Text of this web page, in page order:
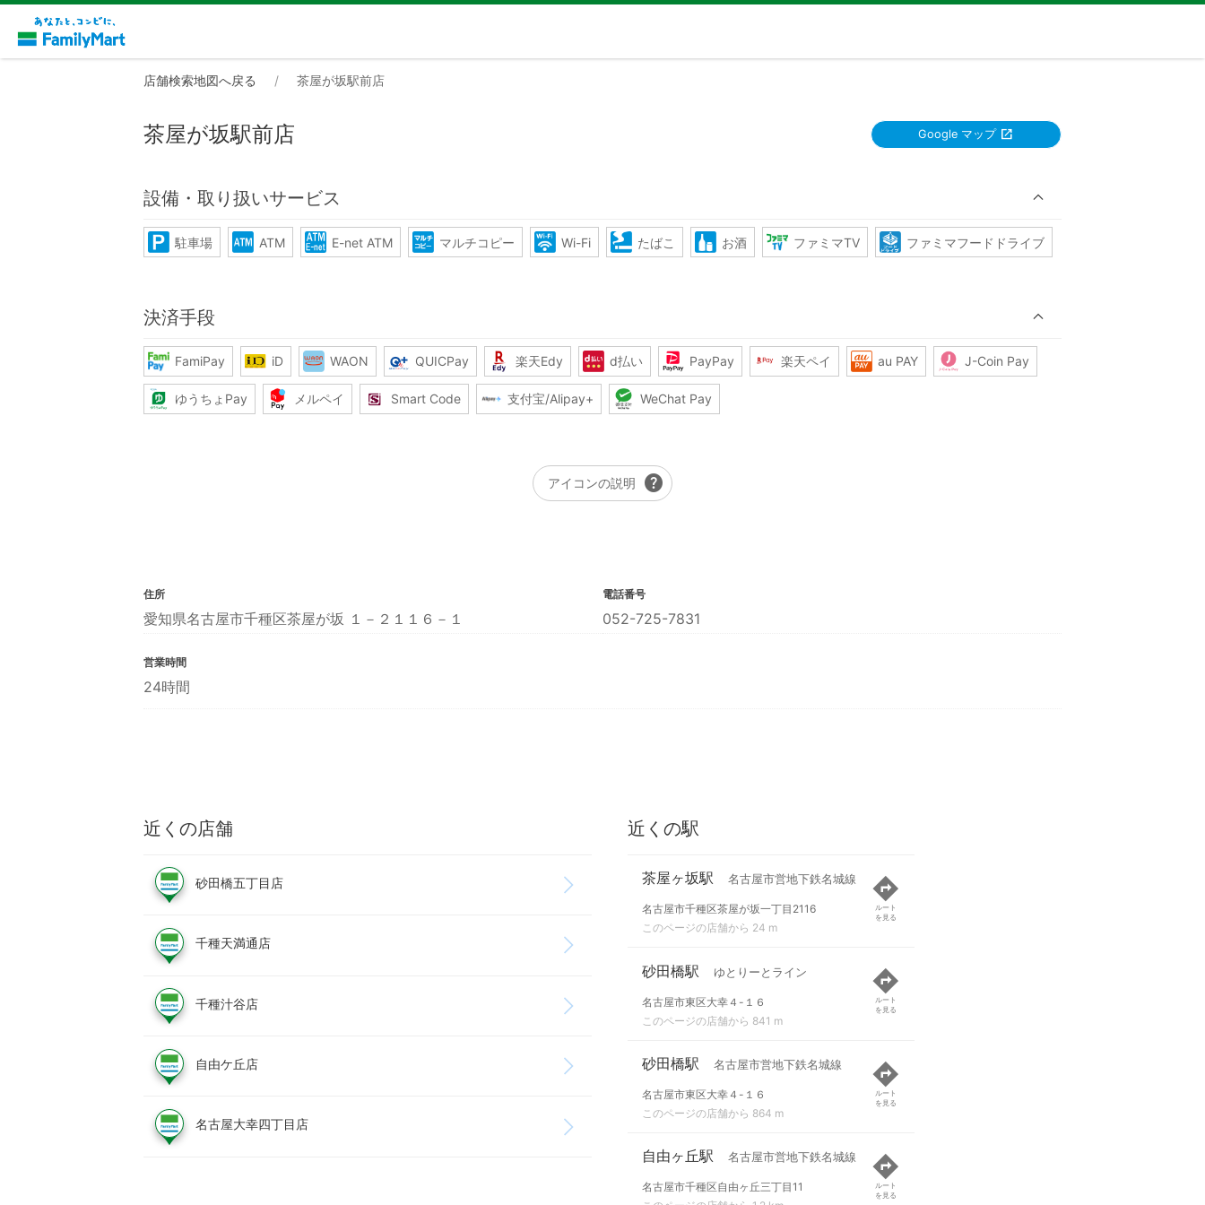
店舗検索地図へ戻る 茶屋が坂駅前店
茶屋が坂駅前店 Google マップ
設備・取り扱いサービス
駐車場 ATM E-net ATM マルチコピー Wi-Fi たばこ お酒 ファミマTV ファミマフードドライブ
決済手段
FamiPay iD WAON QUICPay 楽天Edy d払い PayPay 楽天ペイ au PAY J-Coin Pay
ゆうちょPay メルペイ Smart Code 支付宝/Alipay+ WeChat Pay
アイコンの説明 help
住所
愛知県名古屋市千種区茶屋が坂 １－２１１６－１
電話番号
052-725-7831
営業時間
24時間
近くの店舗
砂田橋五丁目店
千種天満通店
千種汁谷店
自由ケ丘店
名古屋大幸四丁目店
近くの駅
茶屋ヶ坂駅 名古屋市営地下鉄名城線
名古屋市千種区茶屋が坂一丁目2116
このページの店舗から 24 m
ルート
を見る
砂田橋駅 ゆとりーとライン
名古屋市東区大幸４-１６
このページの店舗から 841 m
ルート
を見る
砂田橋駅 名古屋市営地下鉄名城線
名古屋市東区大幸４-１６
このページの店舗から 864 m
ルート
を見る
自由ヶ丘駅 名古屋市営地下鉄名城線
名古屋市千種区自由ヶ丘三丁目11
ルート
を見る